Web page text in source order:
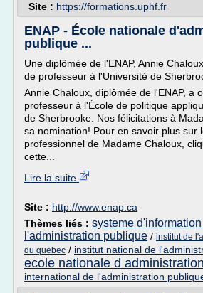
Site : https://formations.uphf.fr
ENAP - École nationale
publique ...
Une diplômée de l'ENAP, Annie
de professeur à l'Université de
Annie Chaloux, diplômée de l'ENAP, a
professeur à l'École de politique
de Sherbrooke. Nos félicitations à
sa nomination! Pour en savoir plus sur
professionnel de Madame Chaloux,
cette...
Lire la suite
Site : http://www.enap.ca
Thèmes liés : systeme
l'administration publique / institut de
du quebec / institut national de
ecole nationale d
international de l'administration